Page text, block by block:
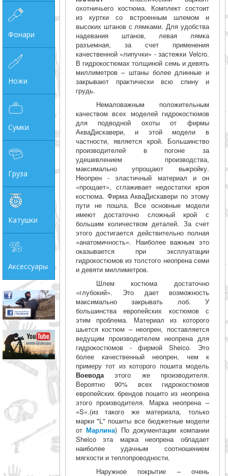
Фонари
Ножи
Сумки
Груза
Катушки
Аксессуары
охотничьего костюма. Комплект состоит
из куртки со встроенным шлемом и
высоких штанов с лямками. Для удобства
надевания штанов, левая лямка
разъемная, за счет применения
качественной «липучки» - застежки Velcro.
В гидрокостюмах толщиной семь и девять
миллиметров – штаны более длинные и
закрывают практически всю спину и
грудь.
Немаловажным положительным
качеством всех моделей гидрокостюмов
для подводной охоты от фирмы
АкваДискавери, и этой модели в
частности, является крой. Большинство
производителей в погоне за
удешевлением производства,
максимально упрощают выкройку.
Неопрен - эластичный материал и он
«прощает», сглаживает недостатки кроя
костюма. Фирма АкваДискавери по этому
пути не пошла. Все основные модели
имеют достаточно сложный крой с
большим количеством деталей. За счет
этого достигается действительно полная
«анатомичность». Наиболее важным это
оказывается при эксплуатации
гидрокостюмов из толстого неопрена семи
и девяти миллиметров.
Шлем костюма достаточно
«глубокий». Это дает возможность
максимально закрывать лоб. У
большинства европейских костюмов с
этим проблема. Материал из которого
шьется костюм – неопрен, поставляется
ведущим производителем неопрена для
гидрокостюмов - фирмой Sheico. Это
более качественный неопрен, чем к
примеру тот из которого пошита модель
Воеводаэтого же производителя.
Вероятно 90% всех гидрокостюмов
европейских брендов пошито из неопрена
этого производителя. Марка неопрена –
«S».(из такого же материала, только
марки "L" пошиты все бюджетные модели
отМарлина) По документации компании
Sheico эта марка неопрена обладает
наиболее удачным соотношением
мягкости и теплопроводности.
Наружное покрытие – очень